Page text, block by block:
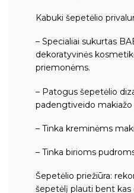
Kabuki šepetėlio
– Specialiai sukurtas
dekoratyvinės
priemonėms.
– Patogus šepetėlio
padengtiveido
– Tinka kreminėms
– Tinka birioms
Šepetėlio priežiūra:
šepetėlį plauti bent kas